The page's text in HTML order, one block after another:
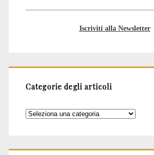
Iscriviti alla Newsletter
Categorie degli articoli
Categorie